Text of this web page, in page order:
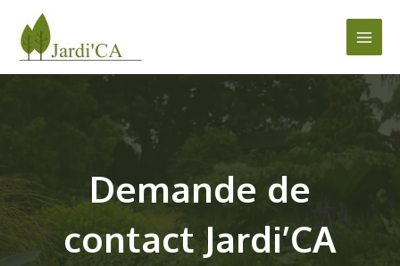
contenu
Main
Demande de
contact Jardi’CA